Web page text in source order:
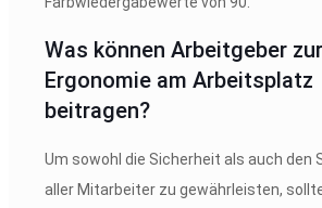
Was können Arbeitgeber zur
Ergonomie am Arbeitsplatz
beitragen?
Um sowohl die Sicherheit als auch den
aller Mitarbeiter zu gewährleisten,